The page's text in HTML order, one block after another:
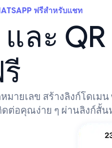
ฟรีสำหรับแชท
และ
ายเลข สร้างลิงก์โดเม
อคุณง่าย ๆ ผ่านลิงก์สั้น